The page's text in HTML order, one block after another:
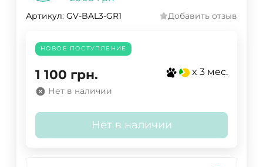
Артикул: GV-BAL3-GR1 Добавить отзыв
НОВОЕ ПОСТУПЛЕНИЕ
1 100 грн. x 3 мес.
Нет в наличии
Нет в наличии